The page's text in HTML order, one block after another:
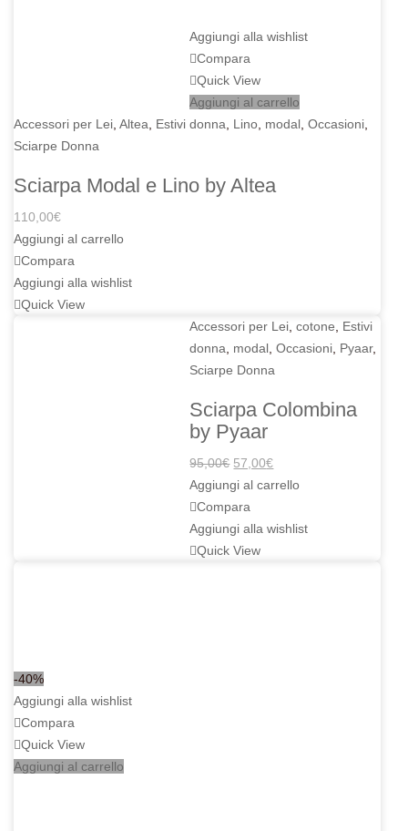
Aggiungi alla wishlist
Compara
Quick View
Aggiungi al carrello
Accessori per Lei Altea Estivi donna Lino modal Occasioni
Sciarpe Donna
Sciarpa Modal e Lino by Altea
110,00€
Aggiungi al carrello
Compara
Aggiungi alla wishlist
Quick View
-40%
Aggiungi alla wishlist
Compara
Quick View
Aggiungi al carrello
Accessori per Lei ,cotone
Estivi
donna
modal ,Occasioni Pyaar,
Sciarpe Donna
Sciarpa Colombina
by Pyaar
95,00€ Il
prezzo
originale
era:
95,00€.
57,00€Il
prezzo
è:
Aggiungi al carrello
Compara
Aggiungi alla wishlist
Quick View